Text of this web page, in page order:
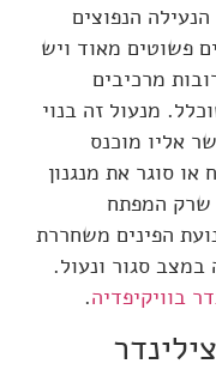
הנפוצים
פשוטים מאוד ויש
מרכיבים
מנעול זה בנוי
אליו מוכנס
סוגר את מנגנון
שרק המפתח
הפינים משחררת
במצב סגור ונעול.
בוויקיפדיה.